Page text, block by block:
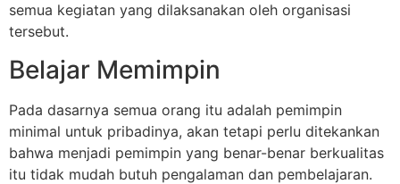
semua kegiatan yang dilaksanakan oleh organisasi
tersebut.
Belajar Memimpin
Pada dasarnya semua orang itu adalah pemimpin
minimal untuk pribadinya, akan tetapi perlu ditekankan
bahwa menjadi pemimpin yang benar-benar berkualitas
itu tidak mudah butuh pengalaman dan pembelajaran.